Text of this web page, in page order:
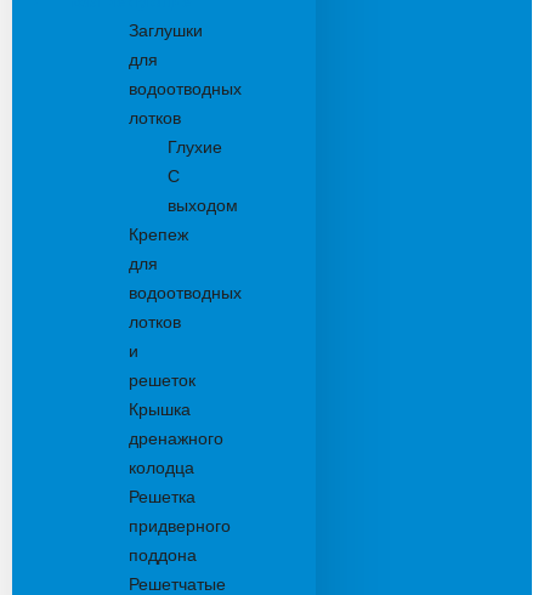
Заглушки
для
водоотводных
лотков
Глухие
С
выходом
Крепеж
для
водоотводных
лотков
и
решеток
Крышка
дренажного
колодца
Решетка
придверного
поддона
Решетчатые